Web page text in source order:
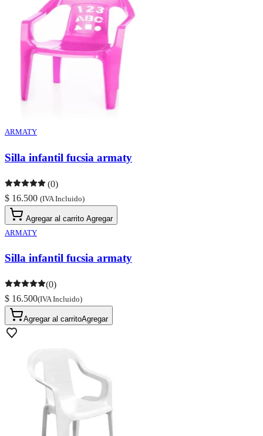
ARMATY
Silla infantil fucsia armaty
(0)
$ 16.500 (IVA Incluido)
Agregar al carrito Agregar
ARMATY
Silla infantil fucsia armaty
(0)
$ 16.500(IVA Incluido)
Agregar al carritoAgregar